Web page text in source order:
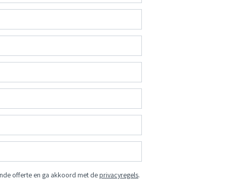
offerte en ga akkoord met de privacyregels.